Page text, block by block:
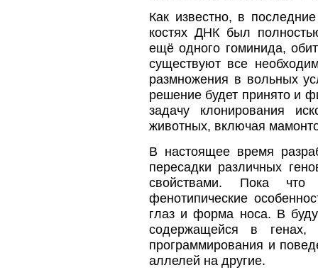
Как известно, в
костях ДНК был
ещё одного гоминида,
существуют все
размножения в вольных
решение будет принято и
задачу клонирования
животных, включая
В настоящее время
пересадки различных
свойствами. Пока что
фенотипические
глаз и форма носа. В
содержащейся в генах,
программирования и
аллелей на другие.